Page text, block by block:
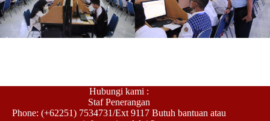
Hubungi kami :
Staf Penerangan
Phone: (+62251) 7534731/Ext 9117 Butuh bantuan atau